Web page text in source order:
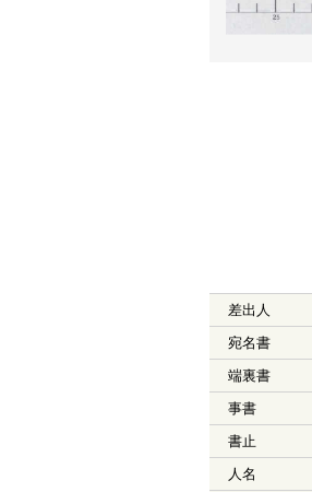
差出人
宛名書
端裏書
事書
書止
人名